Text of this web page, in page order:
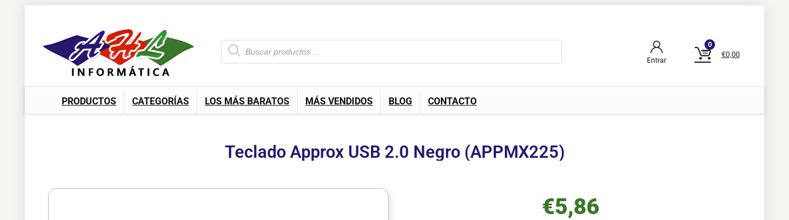
Entrar
0
€0,00
PRODUCTOS CATEGORÍAS LOS MÁS BARATOS MÁS VENDIDOS BLOG CONTACTO
Teclado Approx USB 2.0 Negro (APPMX225)
€5,86